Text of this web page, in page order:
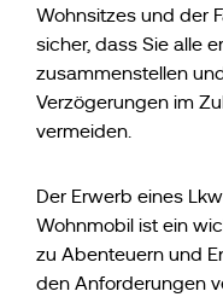
Wohnsitzes und der
sicher, dass Sie alle
zusammenstellen
Verzögerungen im
vermeiden.
Der Erwerb eines
Wohnmobil ist ein
zu Abenteuern und
den Anforderungen